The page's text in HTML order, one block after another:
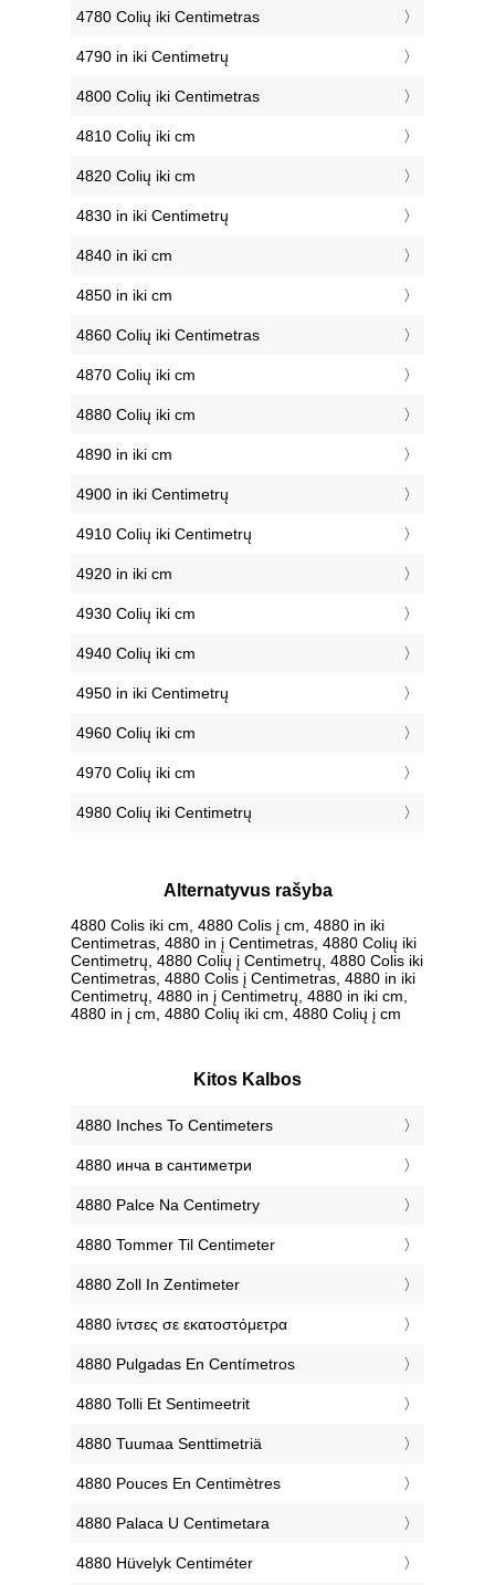
4780 Colių iki Centimetras
4790 in iki Centimetrų
4800 Colių iki Centimetras
4810 Colių iki cm
4820 Colių iki cm
4830 in iki Centimetrų
4840 in iki cm
4850 in iki cm
4860 Colių iki Centimetras
4870 Colių iki cm
4880 Colių iki cm
4890 in iki cm
4900 in iki Centimetrų
4910 Colių iki Centimetrų
4920 in iki cm
4930 Colių iki cm
4940 Colių iki cm
4950 in iki Centimetrų
4960 Colių iki cm
4970 Colių iki cm
4980 Colių iki Centimetrų
Alternatyvus rašyba
4880 Colis iki cm, 4880 Colis į cm, 4880 in iki
Centimetras, 4880 in į Centimetras, 4880 Colių iki
Centimetrų, 4880 Colių į Centimetrų, 4880 Colis iki
Centimetras, 4880 Colis į Centimetras, 4880 in iki
Centimetrų, 4880 in į Centimetrų, 4880 in iki cm,
4880 in į cm, 4880 Colių iki cm, 4880 Colių į cm
Kitos Kalbos
‎4880 Inches To Centimeters
‎4880 инча в сантиметри
‎4880 Palce Na Centimetry
‎4880 Tommer Til Centimeter
‎4880 Zoll In Zentimeter
‎4880 ίντσες σε εκατοστόμετρα
‎4880 Pulgadas En Centímetros
‎4880 Tolli Et Sentimeetrit
‎4880 Tuumaa Senttimetriä
‎4880 Pouces En Centimètres
‎4880 Palaca U Centimetara
‎4880 Hüvelyk Centiméter